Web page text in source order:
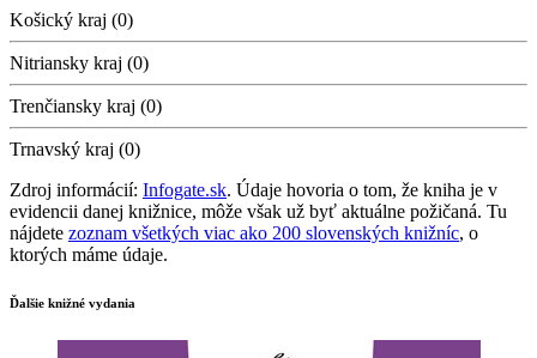
Košický kraj (0)
Nitriansky kraj (0)
Trenčiansky kraj (0)
Trnavský kraj (0)
Zdroj informácií: Infogate.sk. Údaje hovoria o tom, že kniha je v
evidencii danej knižnice, môže však už byť aktuálne požičaná. Tu
nájdete zoznam všetkých viac ako 200 slovenských knižníc, o
ktorých máme údaje.
Ďalšie knižné vydania